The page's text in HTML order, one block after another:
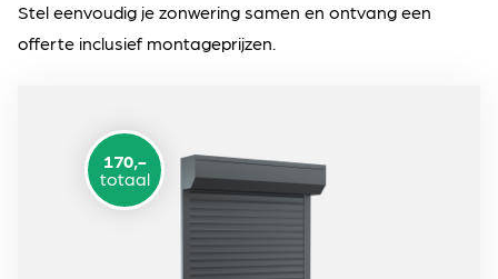
Stel eenvoudig je zonwering samen en ontvang een
offerte inclusief montageprijzen.
totaal
170,-